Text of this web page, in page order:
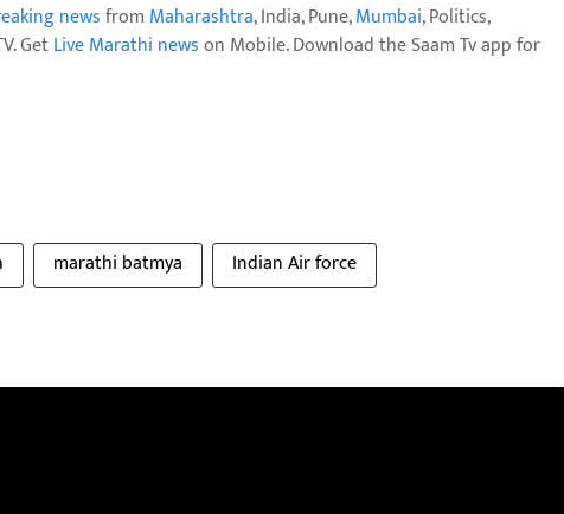
newsfrom Maharashtra, India, Pune,Mumbai, Politics,
GetLive Marathi newson Mobile. Download the Saam Tv app for
marathi batmya Indian Air force